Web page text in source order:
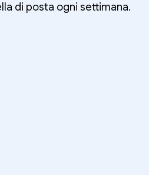
di posta ogni settimana.